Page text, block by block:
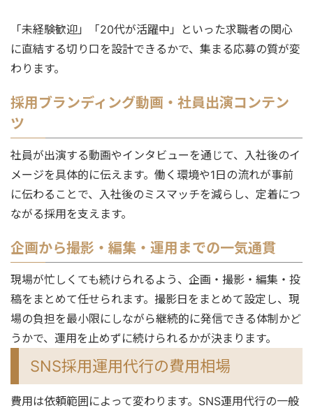
「未経験歓迎」「20代が活躍中」といった求職者の関心
に直結する切り口を設計できるかで、集まる応募の質が変
わります。
採用ブランディング動画・社員出演コンテン
ツ
社員が出演する動画やインタビューを通じて、入社後のイ
メージを具体的に伝えます。働く環境や1日の流れが事前
に伝わることで、入社後のミスマッチを減らし、定着につ
ながる採用を支えます。
企画から撮影・編集・運用までの一気通貫
現場が忙しくても続けられるよう、企画・撮影・編集・投
稿をまとめて任せられます。撮影日をまとめて設定し、現
場の負担を最小限にしながら継続的に発信できる体制かど
うかで、運用を止めずに続けられるかが決まります。
SNS採用運用代行の費用相場
費用は依頼範囲によって変わります。SNS運用代行の一般